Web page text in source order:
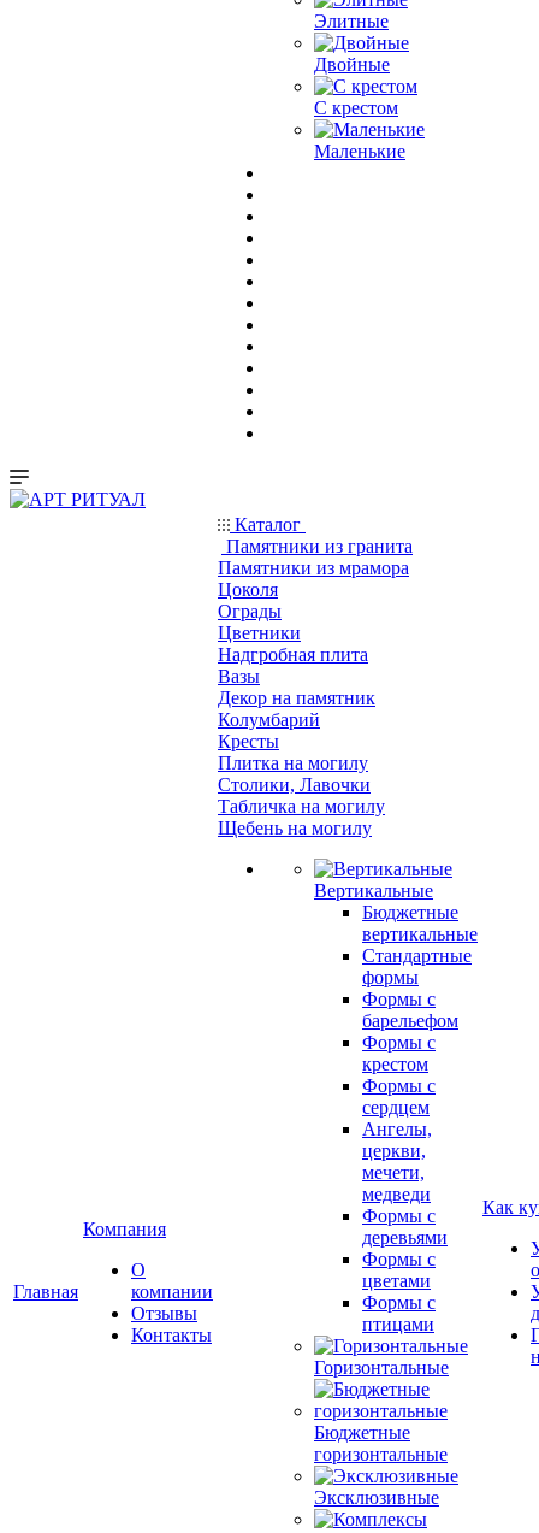
Элитные
Двойные
С крестом
Маленькие
Главная
Компания
О
компании
Отзывы
Контакты
Каталог
Памятники из гранита
Памятники из мрамора
Цоколя
Ограды
Цветники
Надгробная плита
Вазы
Декор на памятник
Колумбарий
Кресты
Плитка на могилу
Столики, Лавочки
Табличка на могилу
Щебень на могилу
Вертикальные
Бюджетные
вертикальные
Стандартные
формы
Формы с
барельефом
Формы с
крестом
Формы с
сердцем
Ангелы,
церкви,
мечети,
медведи
Формы с
деревьями
Формы с
цветами
Формы с
птицами
Горизонтальные
Бюджетные
горизонтальные
Эксклюзивные
Как